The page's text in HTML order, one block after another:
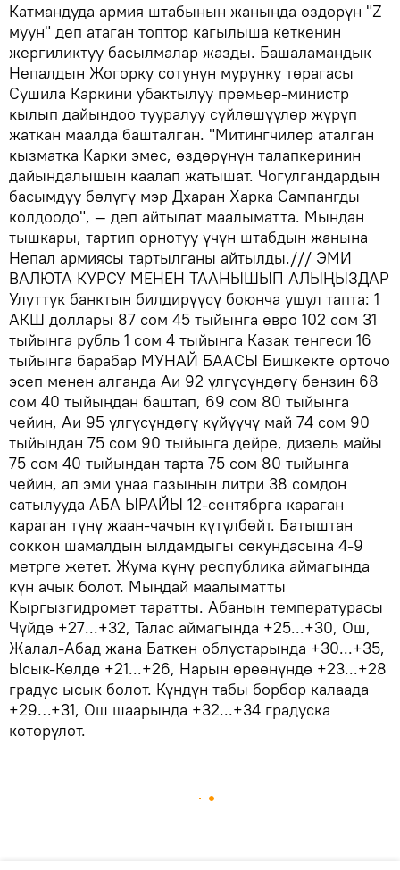
Катмандуда армия штабынын жанында өздөрүн "Z
муун" деп атаган топтор кагылыша кеткенин
жергиликтуу басылмалар жазды. Башаламандык
Непалдын Жогорку сотунун мурунку төрагасы
Сушила Каркини убактылуу премьер-министр
кылып дайындоо тууралуу сүйлөшүүлөр жүрүп
жаткан маалда башталган. "Митингчилер аталган
кызматка Карки эмес, өздөрүнүн талапкеринин
дайындалышын каалап жатышат. Чогулгандардын
басымдуу бөлүгү мэр Дхаран Харка Сампангды
колдоодо", — деп айтылат маалыматта. Мындан
тышкары, тартип орнотуу үчүн штабдын жанына
Непал армиясы тартылганы айтылды./// ЭМИ
ВАЛЮТА КУРСУ МЕНЕН ТААНЫШЫП АЛЫҢЫЗДАР
Улуттук банктын билдирүүсү боюнча ушул тапта: 1
АКШ доллары 87 сом 45 тыйынга евро 102 сом 31
тыйынга рубль 1 сом 4 тыйынга Казак тенгеси 16
тыйынга барабар МУНАЙ БААСЫ Бишкекте орточо
эсеп менен алганда Аи 92 үлгүсүндөгү бензин 68
сом 40 тыйындан баштап, 69 сом 80 тыйынга
чейин, Аи 95 үлгүсүндөгү күйүүчү май 74 сом 90
тыйындан 75 сом 90 тыйынга дейре, дизель майы
75 сом 40 тыйындан тарта 75 сом 80 тыйынга
чейин, ал эми унаа газынын литри 38 сомдон
сатылууда АБА ЫРАЙЫ 12-сентябрга караган
караган түнү жаан-чачын күтүлбөйт. Батыштан
соккон шамалдын ылдамдыгы секундасына 4-9
метрге жетет. Жума күнү республика аймагында
күн ачык болот. Мындай маалыматты
Кыргызгидромет таратты. Абанын температурасы
Чүйдө +27...+32, Талас аймагында +25...+30, Ош,
Жалал-Абад жана Баткен облустарында +30...+35,
Ысык-Көлдө +21...+26, Нарын өрөөнүндө +23...+28
градус ысык болот. Күндүн табы борбор калаада
+29…+31, Ош шаарында +32...+34 градуска
көтөрүлөт.